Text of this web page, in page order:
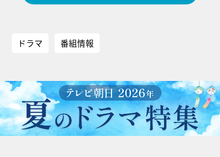
ドラマ 番組情報